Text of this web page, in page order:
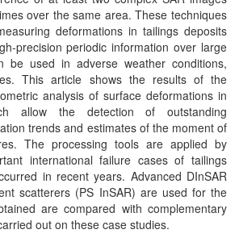
over the same area. These techniques
deformations in tailings deposits
precision periodic information over large
be used in adverse weather conditions,
This article shows the results of the
analysis of surface deformations in
allow the detection of outstanding
trends and estimates of the moment of
The processing tools are applied by
international failure cases of tailings
in recent years. Advanced DInSAR
scatterers (PS InSAR) are used for the
are compared with complementary
out on these case studies.